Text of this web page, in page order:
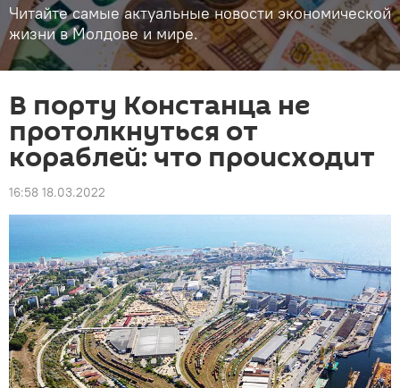
Читайте самые актуальные новости экономической
жизни в Молдове и мире.
В порту Констанца не
протолкнуться от
кораблей: что происходит
16:58 18.03.2022